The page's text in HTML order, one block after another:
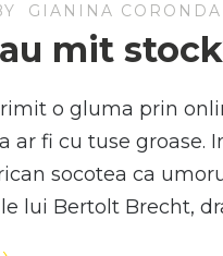
GIANINA
mit
o gluma prin
ar fi cu tuse groase.
socotea ca
lui Bertolt Brecht,